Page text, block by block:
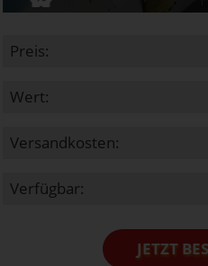
Preis:
Wert:
Versandkosten:
Verfügbar:
JETZT